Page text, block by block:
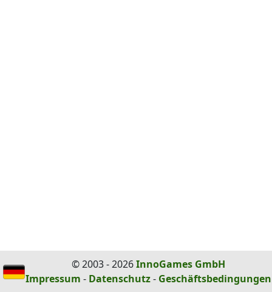
© 2003 - 2026InnoGames GmbH
Impressum - Datenschutz- Geschäftsbedingungen